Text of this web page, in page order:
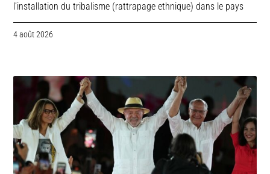
l’installation du tribalisme (rattrapage ethnique) dans le pays
4 août 2026